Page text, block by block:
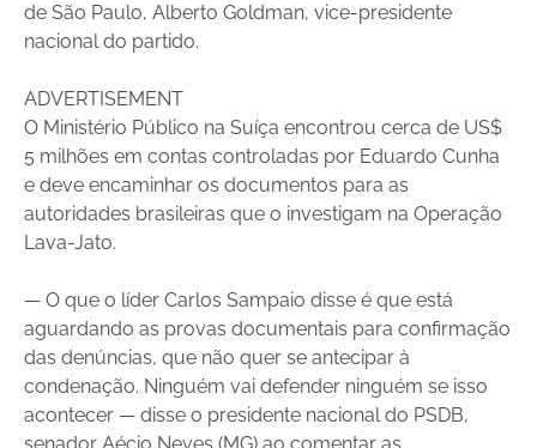
de São Paulo, Alberto Goldman, vice-presidente
nacional do partido.
ADVERTISEMENT
O Ministério Público na Suíça encontrou cerca de US$
5 milhões em contas controladas por Eduardo Cunha
e deve encaminhar os documentos para as
autoridades brasileiras que o investigam na Operação
Lava-Jato.
— O que o líder Carlos Sampaio disse é que está
aguardando as provas documentais para confirmação
das denúncias, que não quer se antecipar à
condenação. Ninguém vai defender ninguém se isso
acontecer — disse o presidente nacional do PSDB,